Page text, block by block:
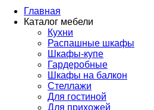
Главная
Каталог мебели
Кухни
Распашные шкафы
Шкафы-купе
Гардеробные
Шкафы на балкон
Стеллажи
Для гостиной
Для прихожей